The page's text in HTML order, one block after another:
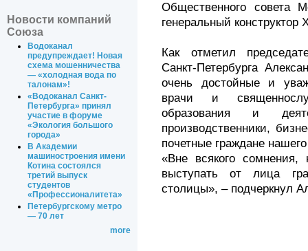
Новости компаний
Союза
Водоканал
предупреждает! Новая
схема мошенничества
— «холодная вода по
талонам»!
«Водоканал Санкт-
Петербурга» принял
участие в форуме
«Экология большого
города»
В Академии
машиностроения имени
Котина состоялся
третий выпуск
студентов
«Профессионалитета»
Петербургскому метро
— 70 лет
more
Общественного совета
генеральный конструктор
Как отметил
Санкт-Петербурга
очень достойные и
врачи и
образования и
производственники,
почетные граждане
«Вне всякого
выступать от лица
столицы», – подчеркнул